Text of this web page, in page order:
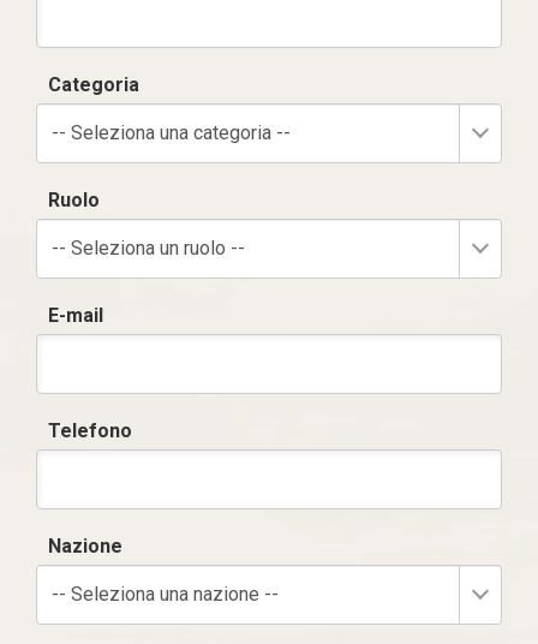
Categoria
-- Seleziona una categoria --
Ruolo
-- Seleziona un ruolo --
E-mail
Telefono
Nazione
-- Seleziona una nazione --